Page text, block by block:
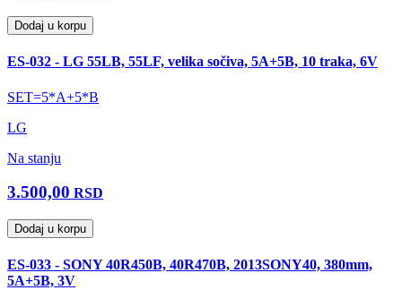
Dodaj u korpu
ES-032 - LG 55LB, 55LF, velika sočiva, 5A+5B, 10 traka, 6V
SET=5*A+5*B
LG
Na stanju
3.500,00 RSD
Dodaj u korpu
ES-033 - SONY 40R450B, 40R470B, 2013SONY40, 380mm,
5A+5B, 3V